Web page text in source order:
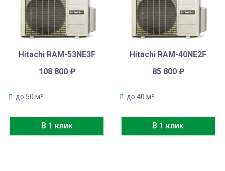
Hitachi RAM-53NE3F
108 800 ₽
до 50 м²
В 1 клик
Hitachi RAM-40NE2F
85 800 ₽
до 40 м²
В 1 клик